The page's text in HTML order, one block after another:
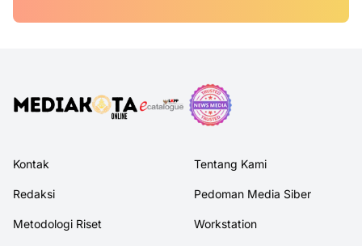
Kontak Tentang Kami
Redaksi Pedoman Media Siber
Metodologi Riset Workstation